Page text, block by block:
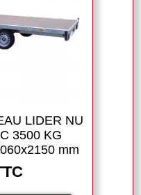
LIDER NU
3500 KG
mm